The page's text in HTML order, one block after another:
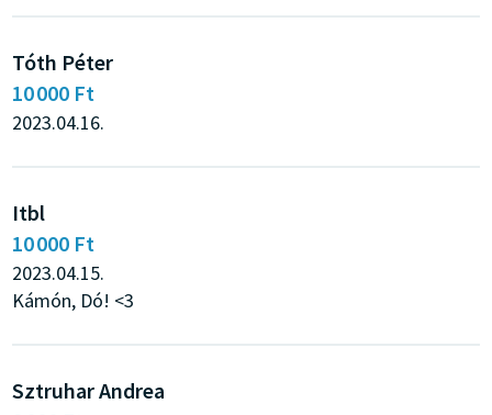
Tóth Péter
10 000 Ft
2023.04.16.
Itbl
10 000 Ft
2023.04.15.
Kámón, Dó! <3
Sztruhar Andrea